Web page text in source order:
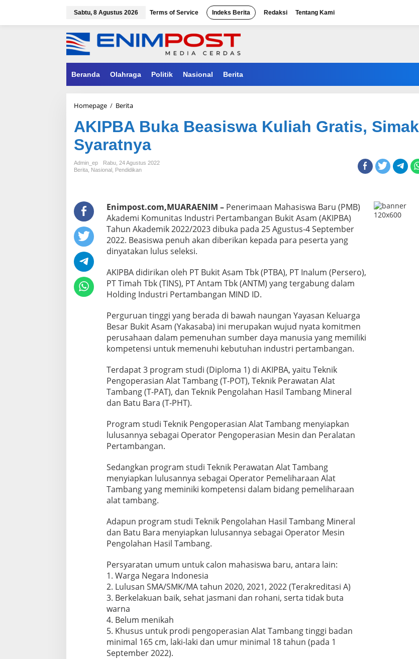
Sabtu, 8 Agustus 2026 Terms of Service Indeks Berita Redaksi Tentang Kami
Beranda Olahraga Politik Nasional Berita
Homepage / BeritaAKIPBA
Beasiswa
Kuliah
Gratis,
Simak
Syaratnya
AKIPBA Buka Beasiswa Kuliah Gratis, Simak
Syaratnya
Admin_ep
Rabu, 24 Agustus 2022
Berita Nasional Pendidikan
Enimpost.com,MUARAENIM –Penerimaan Mahasiswa Baru (PMB)
Akademi Komunitas Industri Pertambangan Bukit Asam (AKIPBA)
Tahun Akademik 2022/2023 dibuka pada 25 Agustus-4 September
2022. Beasiswa penuh akan diberikan kepada para peserta yang
dinyatakan lulus seleksi.
AKIPBA didirikan oleh PT Bukit Asam Tbk (PTBA), PT Inalum (Persero),
PT Timah Tbk (TINS), PT Antam Tbk (ANTM) yang tergabung dalam
Holding Industri Pertambangan MIND ID.
Perguruan tinggi yang berada di bawah naungan Yayasan Keluarga
Besar Bukit Asam (Yakasaba) ini merupakan wujud nyata komitmen
perusahaan dalam pemenuhan sumber daya manusia yang memiliki
kompetensi untuk memenuhi kebutuhan industri pertambangan.
Terdapat 3 program studi (Diploma 1) di AKIPBA, yaitu Teknik
Pengoperasian Alat Tambang (T-POT), Teknik Perawatan Alat
Tambang (T-PAT), dan Teknik Pengolahan Hasil Tambang Mineral
dan Batu Bara (T-PHT).
Program studi Teknik Pengoperasian Alat Tambang menyiapkan
lulusannya sebagai Operator Pengoperasian Mesin dan Peralatan
Pertambangan.
Sedangkan program studi Teknik Perawatan Alat Tambang
menyiapkan lulusannya sebagai Operator Pemeliharaan Alat
Tambang yang meminiki kompetensi dalam bidang pemeliharaan
alat tambang.
Adapun program studi Teknik Pengolahan Hasil Tambang Mineral
dan Batu Bara menyiapkan lulusannya sebagai Operator Mesin
Pengolahan Hasil Tambang.
Persyaratan umum untuk calon mahasiswa baru, antara lain:
1. Warga Negara Indonesia
2. Lulusan SMA/SMK/MA tahun 2020, 2021, 2022 (Terakreditasi A)
3. Berkelakuan baik, sehat jasmani dan rohani, serta tidak buta
warna
4. Belum menikah
5. Khusus untuk prodi pengoperasian Alat Tambang tinggi badan
minimal 165 cm, laki-laki dan umur minimal 18 tahun (pada 1
September 2022).